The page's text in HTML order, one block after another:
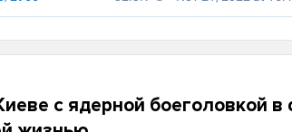
с ядерной боеголовкой в